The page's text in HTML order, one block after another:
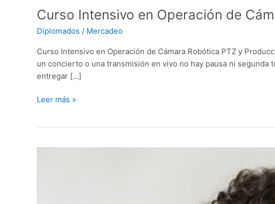
Curso Intensivo en Operación de
Diplomados / Mercadeo
Curso Intensivo en Operación de Cámara Robótica PTZ y
un concierto o una transmisión en vivo no hay pausa ni segunda
entregar […]
Leer más »